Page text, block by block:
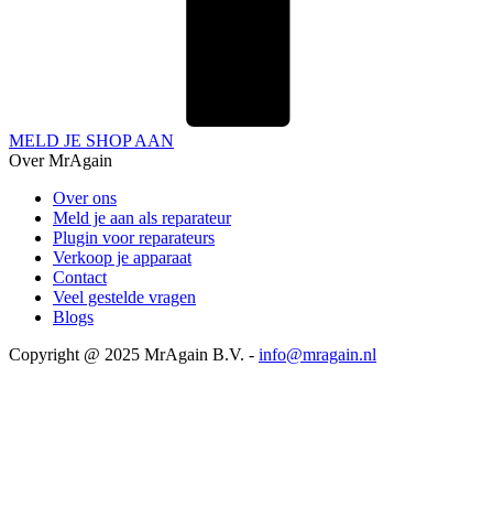
MELD JE SHOP AAN
Over MrAgain
Over ons
Meld je aan als reparateur
Plugin voor reparateurs
Verkoop je apparaat
Contact
Veel gestelde vragen
Blogs
Copyright @ 2025 MrAgain B.V. - info@mragain.nl